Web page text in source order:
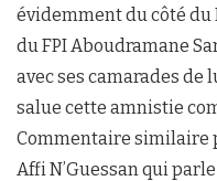
évidemment du côté du
du FPI Aboudramane
avec ses camarades de
salue cette amnistie
Commentaire similaire
Affi N’Guessan qui